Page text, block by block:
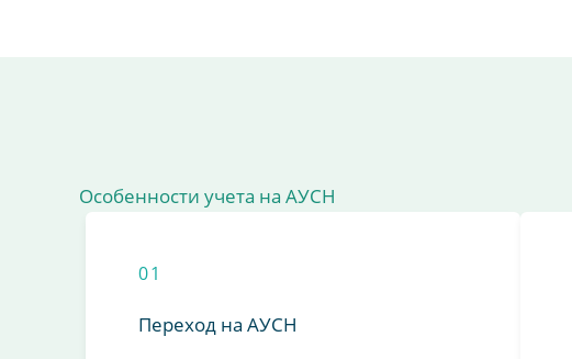
Особенности учета на АУСН
01
Переход на АУСН